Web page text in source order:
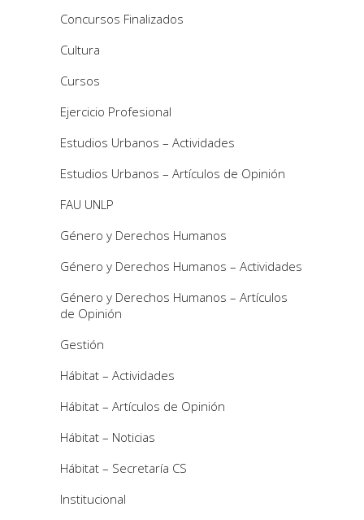
Concursos Finalizados
Cultura
Cursos
Ejercicio Profesional
Estudios Urbanos – Actividades
Estudios Urbanos – Artículos de Opinión
FAU UNLP
Género y Derechos Humanos
Género y Derechos Humanos – Actividades
Género y Derechos Humanos – Artículos
de Opinión
Gestión
Hábitat – Actividades
Hábitat – Artículos de Opinión
Hábitat – Noticias
Hábitat – Secretaría CS
Institucional